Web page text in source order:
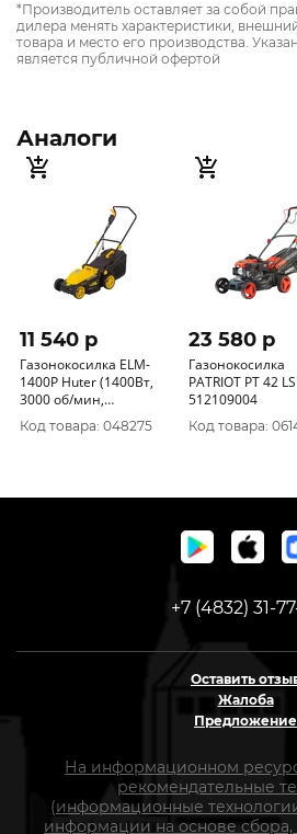
*Производитель оставляет за собой
дилера менять характеристики,
товара и место его производства.
является публичной офертой
Аналоги
11 540 p
Газонокосилка ELM-
1400P Huter (1400Вт,
3000 об/мин,
шир.38см, выс.28-
55мм, травосбор.40л )
Код товара: 048275
23 580 p
Газонокосилка
PATRIOT PT 42 LS
512109004
Код товара:
+7 (4832) 31-
Оставить
Жалоба
Предложение
На информационном
рекомендательные
(информационные
информации на основе сбора,